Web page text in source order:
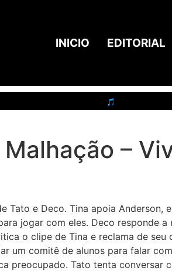
INICIO EDITORIAL
–
Tato e Deco. Tina apoia Anderson,
jogar com eles. Deco responde a
o clipe de Tina e reclama de
um comitê de alunos para falar
preocupado. Tato tenta